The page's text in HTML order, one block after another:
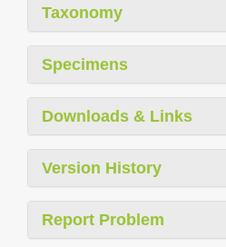
Taxonomy
Specimens
Downloads & Links
Version History
Report Problem